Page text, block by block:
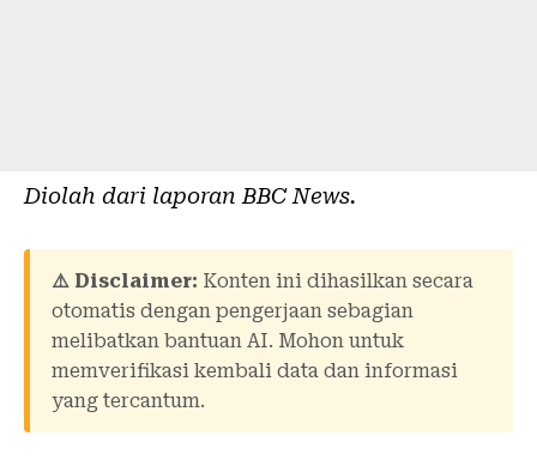
Diolah dari laporan BBC News.
⚠️ Disclaimer: Konten ini dihasilkan secara
otomatis dengan pengerjaan sebagian
melibatkan bantuan AI. Mohon untuk
memverifikasi kembali data dan informasi
yang tercantum.